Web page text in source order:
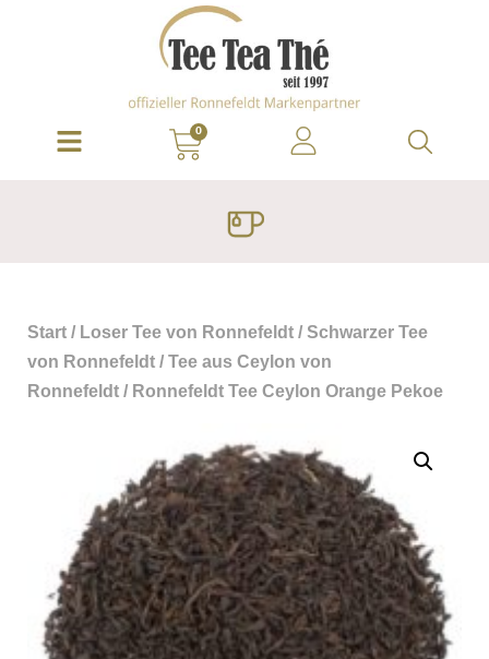
0
Start / Loser Tee von Ronnefeldt / Schwarzer Tee
von Ronnefeldt / Tee aus Ceylon von
Ronnefeldt / Ronnefeldt Tee Ceylon Orange Pekoe